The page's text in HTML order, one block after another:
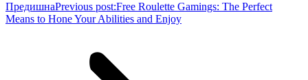
ПредишнаPrevious post:Free Roulette Gamings: The Perfect
Means to Hone Your Abilities and Enjoy